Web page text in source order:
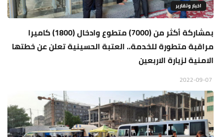
اخبار وتقارير
بمشاركة أكثر من (7000) متطوع وادخال (1800) كاميرا
مراقبة متطورة للخدمة.. العتبة الحسينية تعلن عن خطتها
الامنية لزيارة الاربعين